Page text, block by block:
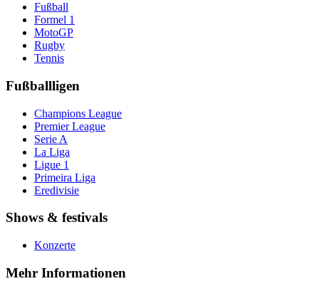
Fußball
Formel 1
MotoGP
Rugby
Tennis
Fußballligen
Champions League
Premier League
Serie A
La Liga
Ligue 1
Primeira Liga
Eredivisie
Shows & festivals
Konzerte
Mehr Informationen